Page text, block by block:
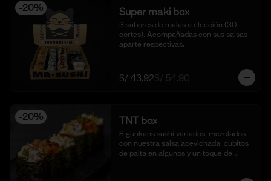
-20% Super maki box
3 sabores de makis a elección (30
cortes). Acompañadas con sus salsas
aparte respectivas.
S/ 43.92S/ 54.90
-20% TNT box
8 gunkans sushi variados, mezclados
con nuestra salsa acevichada, cubitos
de palta en algunos y un toque de